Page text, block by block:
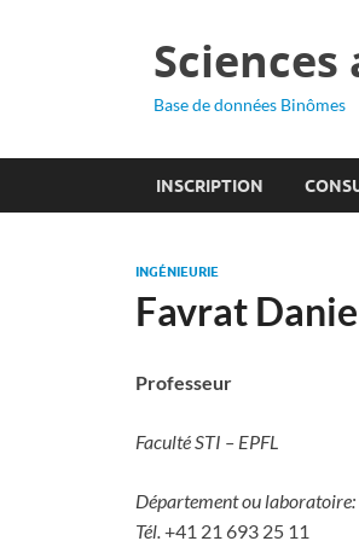
Sciences
Base de données Binômes
INSCRIPTION
INGÉNIEURIE
Favrat
Professeur
Faculté STI – EPFL
Département ou
Tél.+41 21 693 25 11